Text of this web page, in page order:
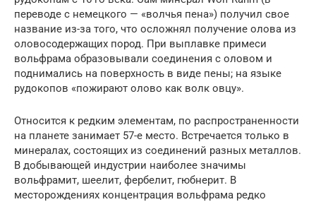
переводе с немецкого — «волчья пена») получил свое
название из-за того, что осложнял получение олова из
оловосодержащих пород. При выплавке примеси
вольфрама образовывали соединения с оловом и
поднимались на поверхность в виде пены; на языке
рудокопов «пожирают олово как волк овцу».
Относится к редким элементам, по распространенности
на планете занимает 57-е место. Встречается только в
минералах, состоящих из соединений разных металлов.
В добывающей индустрии наиболее значимы
вольфрамит, шеелит, фербелит, гюбнерит. В
месторождениях концентрация вольфрама редко